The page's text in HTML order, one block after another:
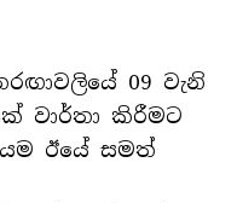
09 වැනි
වාර්තා කිරීමට
ඊයේ සමත්